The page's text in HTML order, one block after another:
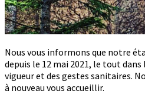
Nous vous informons que notre
depuis le 12 mai 2021, le tout
vigueur et des gestes sanitaires.
à nouveau vous accueillir.